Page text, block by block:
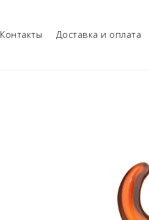
Контакты Доставка и оплата